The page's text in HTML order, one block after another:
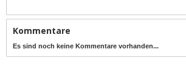
Kommentare
Es sind noch keine Kommentare vorhanden...